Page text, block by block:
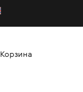
Корзина